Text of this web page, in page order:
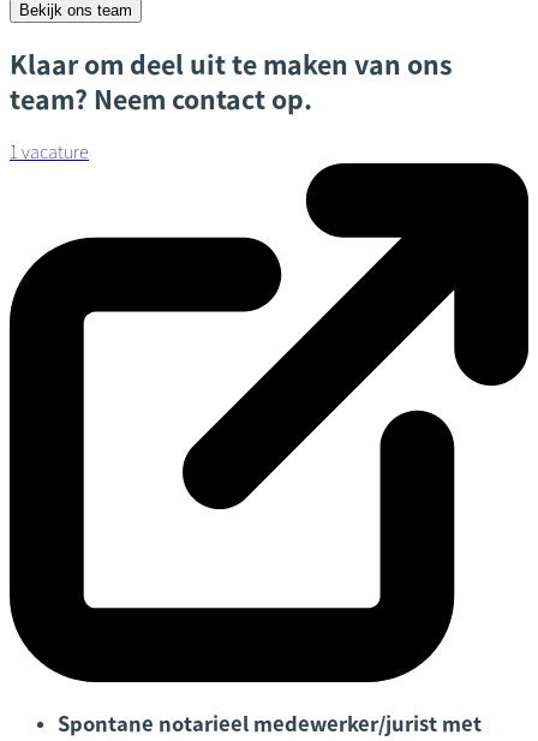
Bekijk ons team
Klaar om deel uit te maken van ons
team? Neem contact op.
1 vacature
Spontane notarieel medewerker/jurist met